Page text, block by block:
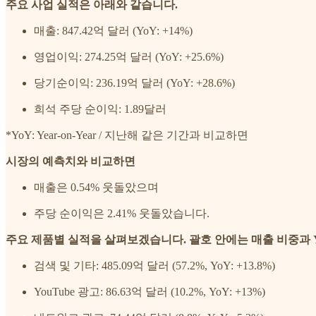
주요 사업 실적은 아래와 같습니다.
매출: 847.42억 달러 (YoY: +14%)
영업이익: 274.25억 달러 (YoY: +25.6%)
당기순이익: 236.19억 달러 (YoY: +28.6%)
희석 주당 순이익: 1.89달러
*YoY: Year-on-Year / 지난해 같은 기간과 비교하면
시장의 예측치와 비교하면
매출은 0.54% 웃돌았으며
주당 순이익은 2.41% 웃돌았습니다.
주요 제품별 실적을 살펴보겠습니다. 괄호 안에는 매출 비중과
검색 및 기타: 485.09억 달러 (57.2%, YoY: +13.8%)
YouTube 광고: 86.63억 달러 (10.2%, YoY: +13%)